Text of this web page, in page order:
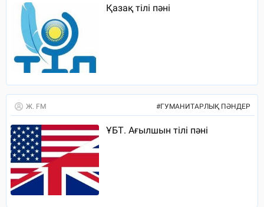
Қазақ тілі пәні
Ж. FM #ГУМАНИТАРЛЫҚ ПӘНДЕР
ҰБТ. Ағылшын тілі пәні